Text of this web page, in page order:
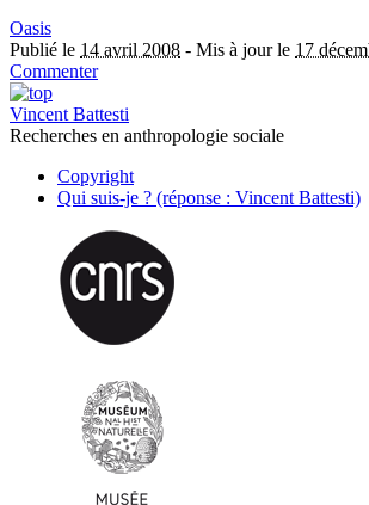
Oasis
Publié le 14 avril 2008 - Mis à jour le 17
Commenter
Vincent Battesti
Recherches en anthropologie sociale
Copyright
Qui suis-je ? (réponse : Vincent Battesti)